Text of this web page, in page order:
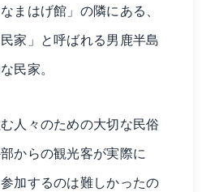
まはげ館」の隣にある、
家」と呼ばれる男鹿半島
民家。
人々のための大切な民俗
からの観光客が実際に
加するのは難しかったの